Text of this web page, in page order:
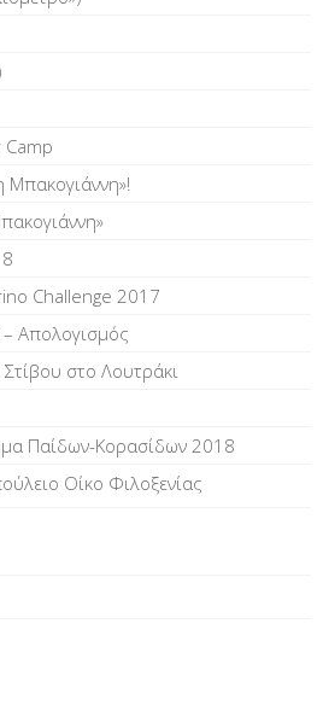
Challenge 2017
Απολογισμός
στο Λουτράκι
Παίδων-Κορασίδων 2018
Οίκο Φιλοξενίας